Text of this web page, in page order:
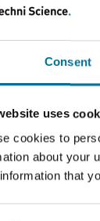
Consent
uses
cookies to
about your
that
Vernier